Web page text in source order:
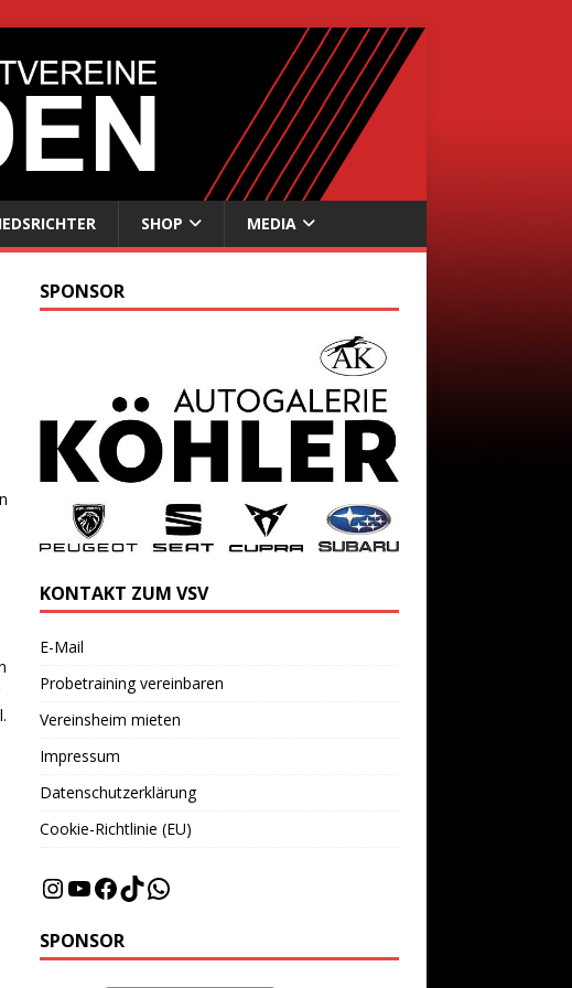
SHOP MEDIA
SPONSOR
KONTAKT ZUM VSV
E-Mail
Probetraining vereinbaren
Vereinsheim mieten
Impressum
Datenschutzerklärung
Cookie-Richtlinie (EU)
SPONSOR